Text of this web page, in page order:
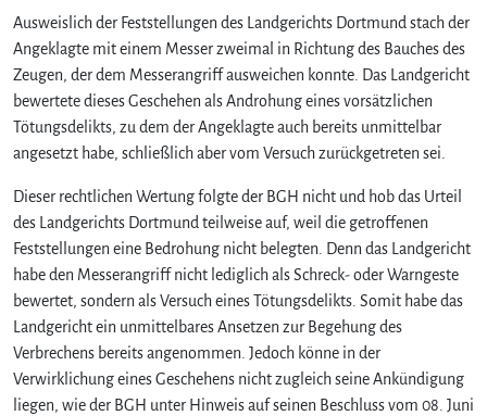
Ausweislich der Feststellungen des Landgerichts Dortmund stach der
Angeklagte mit einem Messer zweimal in Richtung des Bauches des
Zeugen, der dem Messerangriff ausweichen konnte. Das Landgericht
bewertete dieses Geschehen als Androhung eines vorsätzlichen
Tötungsdelikts, zu dem der Angeklagte auch bereits unmittelbar
angesetzt habe, schließlich aber vom Versuch zurückgetreten sei.
Dieser rechtlichen Wertung folgte der BGH nicht und hob das Urteil
des Landgerichts Dortmund teilweise auf, weil die getroffenen
Feststellungen eine Bedrohung nicht belegten. Denn das Landgericht
habe den Messerangriff nicht lediglich als Schreck- oder Warngeste
bewertet, sondern als Versuch eines Tötungsdelikts. Somit habe das
Landgericht ein unmittelbares Ansetzen zur Begehung des
Verbrechens bereits angenommen. Jedoch könne in der
Verwirklichung eines Geschehens nicht zugleich seine Ankündigung
liegen, wie der BGH unter Hinweis auf seinen Beschluss vom 08. Juni